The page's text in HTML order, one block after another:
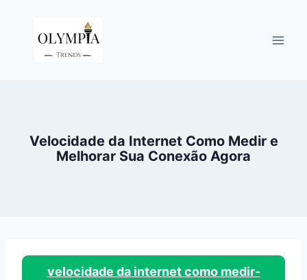
Velocidade da Internet Como Medir e
Melhorar Sua Conexão Agora
velocidade da internet como medir-